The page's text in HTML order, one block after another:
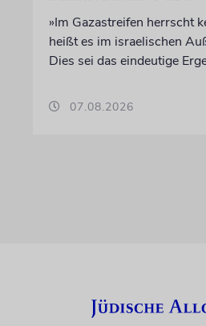
»Im Gazastreifen herrscht
heißt es im israelischen
Dies sei das eindeutige
07.08.2026